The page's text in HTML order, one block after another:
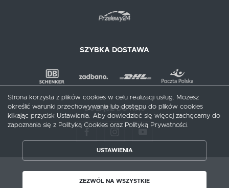
SZYBKA DOSTAWA
DOŁĄCZ DO NAS
Copyright by meblecentrum.com.pl
Strona korzysta z plików cookies w celu realizacji usług. Możesz
określić warunki przechowywania lub dostępu do plików cookies
klikając przycisk Ustawienia. Aby dowiedzieć się więcej zachęcamy do
zapoznania się z Polityką Cookies oraz Polityką Prywatności.
USTAWIENIA
ZEZWÓL NA WSZYSTKIE
ZAPISZ WYBRANE